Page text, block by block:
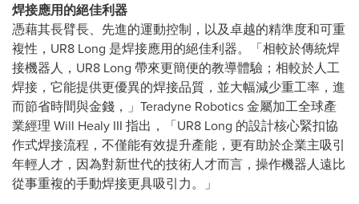
焊接應用的絕佳利器
憑藉其長臂長、先進的運動控制，以及卓越的精準度和可重
複性，UR8 Long 是焊接應用的絕佳利器。「相較於傳統焊
接機器人，UR8 Long 帶來更簡便的教導體驗；相較於人工
焊接，它能提供更優異的焊接品質，並大幅減少重工率，進
而節省時間與金錢，」Teradyne Robotics 金屬加工全球產
業經理Will Healy III 指出，「UR8 Long 的設計核心緊扣協
作式焊接流程，不僅能有效提升產能，更有助於企業主吸引
年輕人才，因為對新世代的技術人才而言，操作機器人遠比
從事重複的手動焊接更具吸引力。」